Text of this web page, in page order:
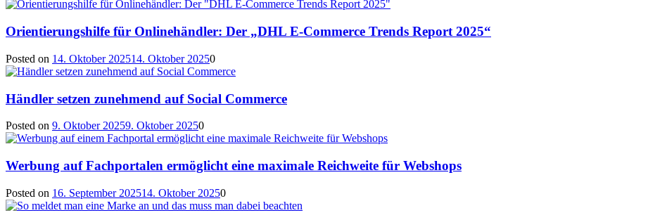
Orientierungshilfe für Onlinehändler: Der „DHL E-Commerce Trends Report 2025“
Posted on 14. Oktober 202514. Oktober 20250
Händler setzen zunehmend auf Social Commerce
Posted on 9. Oktober 20259. Oktober 20250
Werbung auf Fachportalen ermöglicht eine maximale Reichweite für Webshops
Posted on 16. September 202514. Oktober 20250